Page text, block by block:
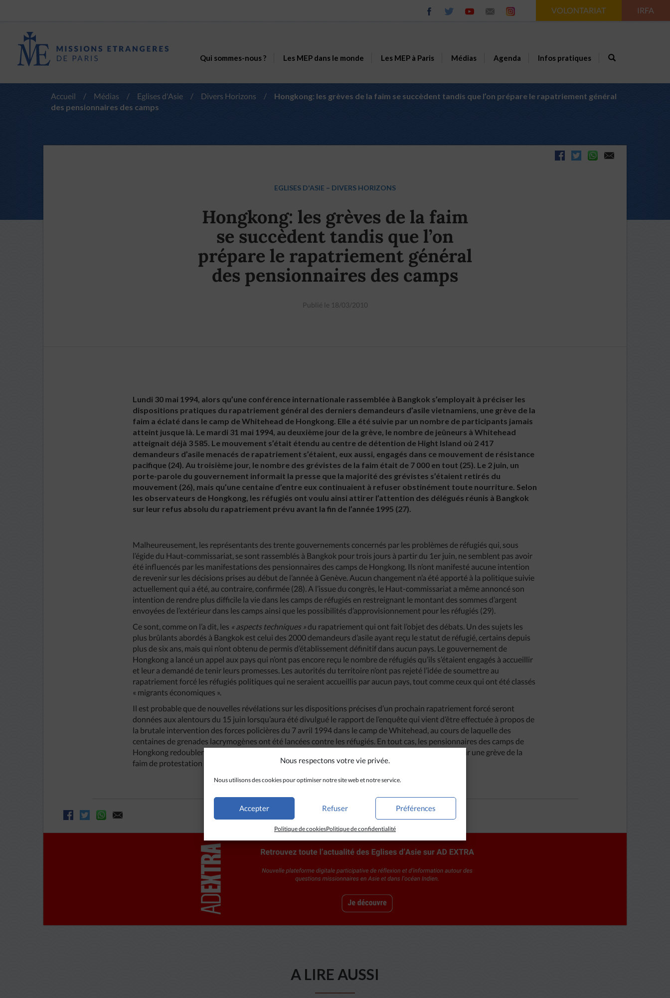
Nous respectons votre vie privée.
Nous utilisons des cookies pour optimiser notre site web et notre service.
Accepter Refuser Préférences
Politique de cookiesPolitique de confidentialité
VOLONTARIAT IRFA
Qui sommes-nous ? Les MEP dans le monde Les MEP à Paris Médias Agenda Infos pratiques
Accueil / Médias / Eglises d'Asie / Divers Horizons /
Hongkong: les grèves de la faim se succèdent tandis que l’on prépare le rapatriement général
des pensionnaires des camps
EGLISES D'ASIE – DIVERS HORIZONS
Hongkong: les grèves de la faim
se succèdent tandis que l’on
prépare le rapatriement général
des pensionnaires des camps
Publié le 18/03/2010
Lundi 30 mai 1994, alors qu’une conférence internationale rassemblée à Bangkok s’employait à préciser les
dispositions pratiques du rapatriement général des derniers demandeurs d’asile vietnamiens, une grève de la
faim a éclaté dans le camp de Whitehead de Hongkong. Elle a été suivie par un nombre de participants jamais
atteint jusque là. Le mardi 31 mai 1994, au deuxième jour de la grève, le nombre de jeûneurs à Whitehead
atteignait déjà 3 585. Le mouvement s’était étendu au centre de détention de Hight Island où 2 417
demandeurs d’asile menacés de rapatriement s’étaient, eux aussi, engagés dans ce mouvement de résistance
pacifique (24). Au troisième jour, le nombre des grévistes de la faim était de 7 000 en tout (25). Le 2 juin, un
porte-parole du gouvernement informait la presse que la majorité des grévistes s’étaient retirés du
mouvement (26), mais qu’une centaine d’entre eux continuaient à refuser obstinément toute nourriture. Selon
les observateurs de Hongkong, les réfugiés ont voulu ainsi attirer l’attention des délégués réunis à Bangkok
sur leur refus absolu du rapatriement prévu avant la fin de l’année 1995 (27).
Malheureusement, les représentants des trente gouvernements concernés par les problèmes de réfugiés qui, sous
l’égide du Haut-commissariat, se sont rassemblés à Bangkok pour trois jours à partir du 1er juin, ne semblent pas avoir
été influencés par les manifestations des pensionnaires des camps de Hongkong. Ils n’ont manifesté aucune intention
de revenir sur les décisions prises au début de l’année à Genève. Aucun changement n’a été apporté à la politique suivie
actuellement qui a été, au contraire, confirmée (28). A l’issue du congrès, le Haut-commissariat a même annoncé son
intention de rendre plus difficile la vie dans les camps de réfugiés en restreignant le montant des sommes d’argent
envoyées de l’extérieur dans les camps ainsi que les possibilités d’approvisionnement pour les réfugiés (29).
Ce sont, comme on l’a dit, les « aspects techniques » du rapatriement qui ont fait l’objet des débats. Un des sujets les
plus brûlants abordés à Bangkok est celui des 2000 demandeurs d’asile ayant reçu le statut de réfugié, certains depuis
plus de six ans, mais qui n’ont obtenu de permis d’établissement définitif dans aucun pays. Le gouvernement de
Hongkong a lancé un appel aux pays qui n’ont pas encore reçu le nombre de réfugiés qu’ils s’étaient engagés à accueillir
et leur a demandé de tenir leurs promesses. Les autorités du territoire n’ont pas rejeté l’idée de soumettre au
rapatriement forcé les réfugiés politiques qui ne seraient accueillis par aucun pays, tout comme ceux qui ont été classés
« migrants économiques ».
Il est probable que de nouvelles révélations sur les dispositions précises d’un prochain rapatriement forcé seront
données aux alentours du 15 juin lorsqu’aura été divulgué le rapport de l’enquête qui vient d’être effectuée à propos de
la brutale intervention des forces policières du 7 avril 1994 dans le camp de Whitehead, au cours de laquelle des
centaines de grenades lacrymogènes ont été lancées contre les réfugiés. En tout cas, les pensionnaires des camps de
Hongkong redoublent de vigilance puisque, le 10 juin, dix mille d’entre eux se préparaient à soutenir une grève de la
faim de protestation contre la politique de rapatriement forcé (30).
A LIRE AUSSI